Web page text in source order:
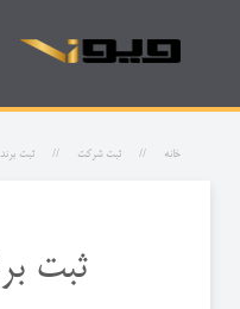
خانه ثبت شرکت ثبت برند
ثبت